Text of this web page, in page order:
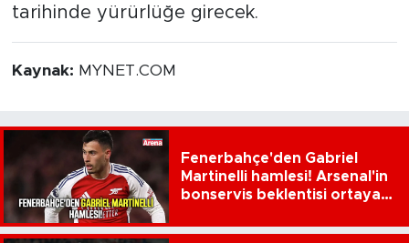
tarihinde yürürlüğe girecek.
Kaynak: MYNET.COM
Fenerbahçe'den Gabriel
Martinelli hamlesi! Arsenal'in
bonservis beklentisi ortaya